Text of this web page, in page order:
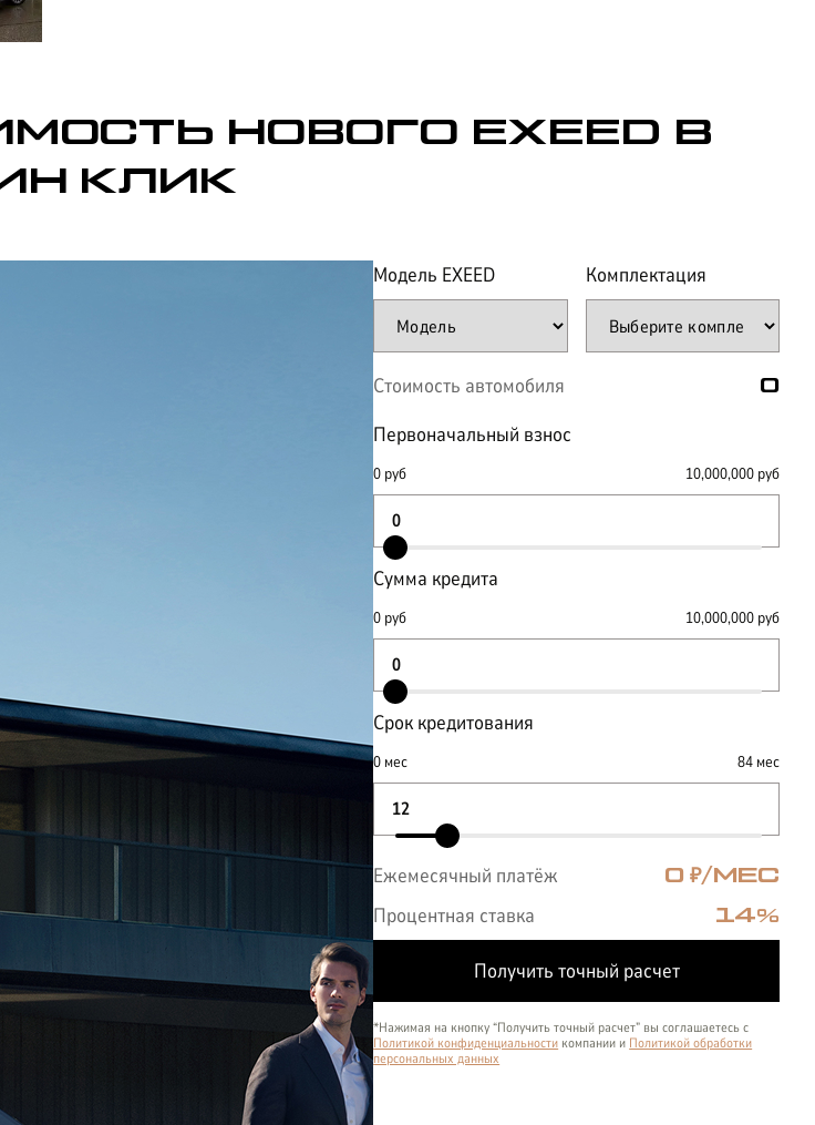
НОВОГО EXEED В
КЛИК
Модель EXEED Комплектация
Стоимость автомобиля 0
Первоначальный взнос
0 руб 10,000,000 руб
Сумма кредита
0 руб 10,000,000 руб
Срок кредитования
0 мес 84 мес
Ежемесячный платёж 0 ₽/МЕС
Процентная ставка 14%
Получить точный расчет
*Нажимая на кнопку “Получить точный расчет” вы соглашаетесь с
Политикой конфиденциальности компании и Политикой обработки
персональных данных